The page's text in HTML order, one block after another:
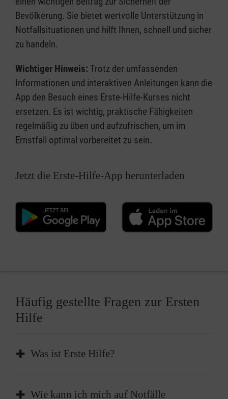
Bevölkerung. Sie bietet wertvolle Unterstützung in
Notfallsituationen und hilft Ihnen, schnell und sicher
zu handeln.
Wichtiger Hinweis: Trotz der umfassenden
Informationen und interaktiven Anleitungen kann die
App den Besuch eines Erste-Hilfe-Kurses nicht
ersetzen. Es ist wichtig, praktische Fähigkeiten
regelmäßig zu üben und aufzufrischen, um im
Ernstfall optimal vorbereitet zu sein.
Jetzt die Erste-Hilfe-App herunterladen
Häufig gestellte Fragen zur Ersten
Hilfe
Was ist Erste Hilfe?
Erste Hilfe ist die sofortige und
Wie kann ich mich auf Notfälle